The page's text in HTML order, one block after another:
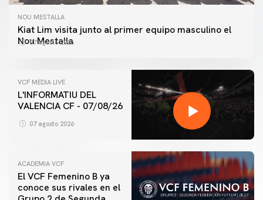
NOU MESTALLA
Kiat Lim visita junto al primer equipo masculino el
Nou Mestalla
07 agosto 2026
VCF MEDIA LIVE
L'INFORMATIU DEL
VALENCIA CF - 07/08/26
07 agosto 2026
ACADEMIA VCF
El VCF Femenino B ya
conoce sus rivales en el
PRIMER EQUIPO